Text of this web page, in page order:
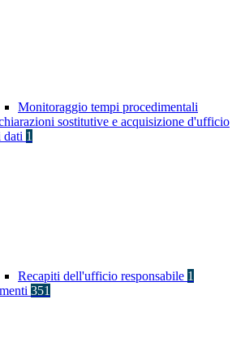
Monitoraggio tempi procedimentali
sostitutive e acquisizione d'ufficio
dati 1
Recapiti dell'ufficio responsabile 1
351